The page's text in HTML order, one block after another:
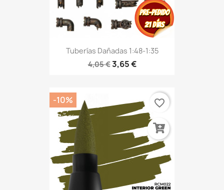
Tuberías Dañadas 1:48-1:35
4,05 €3,65 €
-10% favorite_border